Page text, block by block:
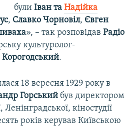
були Іван та Надійка
, Славко Чорновіл, Євген
», – так розповідав Радіо
культуролог-
.​
18 вересня 1929 року в
Горський був директором
Ленінградської, кiностудiї
років керував Київською